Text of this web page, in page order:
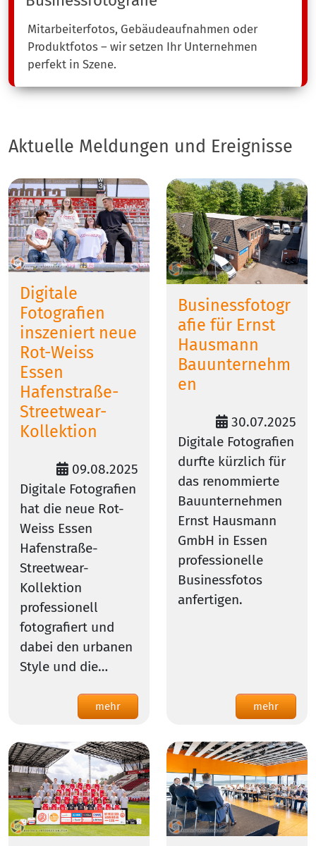
Mitarbeiterfotos, Gebäudeaufnahmen oder
Produktfotos – wir setzen Ihr Unternehmen
perfekt in Szene.
Aktuelle Meldungen und Ereignisse
Digitale
Fotografien
inszeniert neue
Rot-Weiss
Essen
Hafenstraße-
Streetwear-
Kollektion
09.08.2025
Digitale Fotografien
hat die neue Rot-
Weiss Essen
Hafenstraße-
Streetwear-
Kollektion
professionell
fotografiert und
dabei den urbanen
Style und die…
mehr
Businessfotogr
afie für Ernst
Hausmann
Bauunternehm
en
30.07.2025
Digitale Fotografien
durfte kürzlich für
das renommierte
Bauunternehmen
Ernst Hausmann
GmbH in Essen
professionelle
Businessfotos
anfertigen.
mehr